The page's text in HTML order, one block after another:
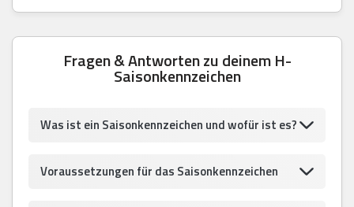
Fragen & Antworten zu deinem H-
Saisonkennzeichen
Was ist ein Saisonkennzeichen und wofür ist es?
Voraussetzungen für das Saisonkennzeichen